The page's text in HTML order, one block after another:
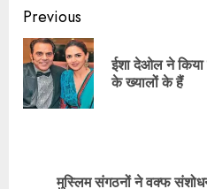
Continue
Reading
Previous
ईशा देओल ने किया
के ख्यालों के हैं
मुस्लिम संगठनों ने वक्फ